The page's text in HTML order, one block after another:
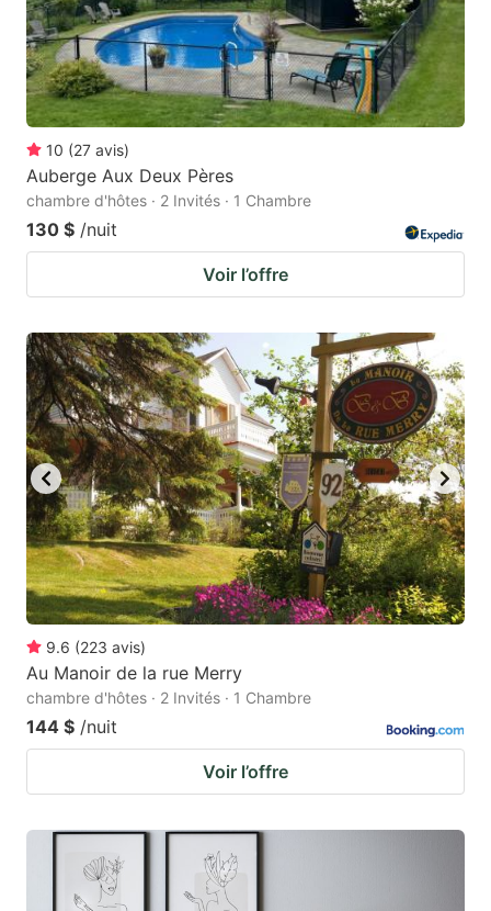
10 (27 avis)
Auberge Aux Deux Pères
chambre d'hôtes · 2 Invités · 1 Chambre
130 $ /nuit
Voir l’offre
9.6 (223 avis)
Au Manoir de la rue Merry
chambre d'hôtes · 2 Invités · 1 Chambre
144 $ /nuit
Voir l’offre